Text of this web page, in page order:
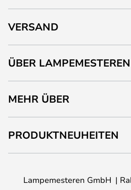
VERSAND
ÜBER LAMPEMESTEREN
MEHR ÜBER
PRODUKTNEUHEITEN
Lampemesteren GmbH